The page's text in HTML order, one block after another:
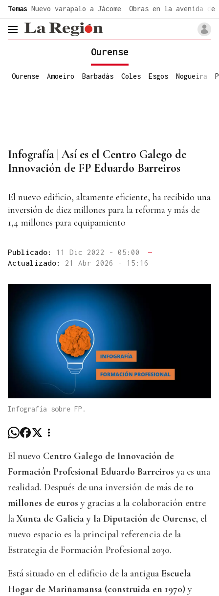
Temas Nuevo varapalo a Jácome Obras en la avenida de
header.menu.open
Ourense
Ourense Amoeiro Barbadás Coles Esgos Nogueira
Infografía | Así es el Centro Galego de
Innovación de FP Eduardo Barreiros
El nuevo edificio, altamente eficiente, ha recibido una
inversión de diez millones para la reforma y más de
1,4 millones para equipamiento
Publicado: 11 Dic 2022 - 05:00
—
Actualizado: 21 Abr 2026 - 15:16
Infografía sobre FP.
El nuevo Centro Galego de Innovación de
Formación Profesional Eduardo Barreiros ya es una
realidad. Después de una inversión de más de 10
millones de euros y gracias a la colaboración entre
la Xunta de Galicia y la Diputación de Ourense, el
nuevo espacio es la principal referencia de la
Estrategia de Formación Profesional 2030.
Está situado en el edificio de la antigua Escuela
Hogar de Mariñamansa (construida en 1970) y